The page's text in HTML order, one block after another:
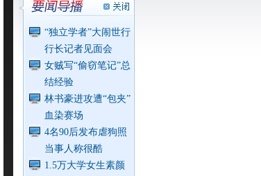
“独立学者”大闹世行
行长记者见面会
女贼写“偷窃笔记”总
结经验
林书豪进攻遭“包夹”
血染赛场
4名90后发布虐狗照
当事人称很酷
1.5万大学女生素颜